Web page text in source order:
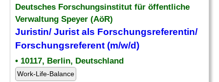
Deutsches Forschungsinstitut für öffentliche
Verwaltung Speyer (AöR)
Juristin/ Jurist als Forschungsreferentin/
Forschungsreferent (m/w/d)
• 10117, Berlin, Deutschland
Work-Life-Balance